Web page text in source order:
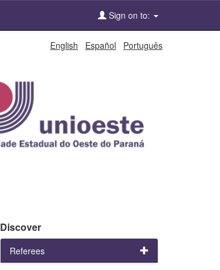
Sign on to:
English Español Português
Discover
Referees